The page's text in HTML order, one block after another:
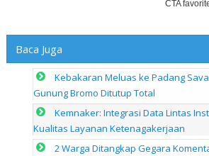
Baca Juga
Kebakaran Meluas ke Padang
Gunung Bromo Ditutup Total
Kemnaker: Integrasi Data Lintas
Kualitas Layanan Ketenagakerjaan
2 Warga Ditangkap Gegara